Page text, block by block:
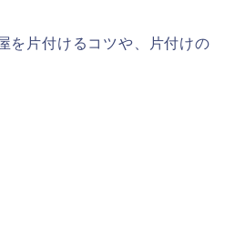
を片付けるコツや、片付けの